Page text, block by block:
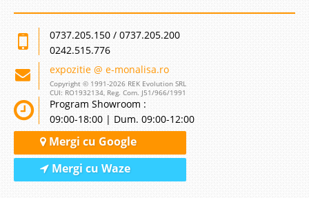
Adauga la Favorite
-30%
Pat Rotund Tapitat
Paturi Rotunde de Lux Tapitate | Prestij Patul rotund emana eleganta si
0737.205.150 / 0737.205.200
0242.515.776
expozitie @ e-monalisa.ro
Copyright © 1991-2026 REK Evolution SRL
CUI: RO1932134, Reg. Com. J51/966/1991
Program Showroom :
09:00-18:00 | Dum. 09:00-12:00
Mergi cu Google
Mergi cu Waze